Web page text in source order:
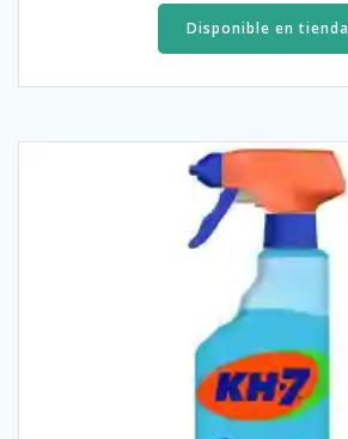
Disponible en tienda